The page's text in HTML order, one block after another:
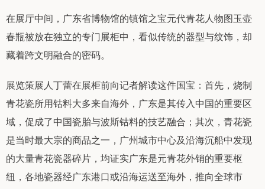
在展厅中间，广东省博物馆的镇馆之宝元代青花人物图玉壶
春瓶被放在独立的专门展柜中，看似传统的器型与纹饰，却
藏着跨文明融合的密码。
展览策展人丁蕾在展柜前向记者解读这件国宝：首先，烧制
青花瓷所用钴料大多来自海外，广东是其传入中国的重要区
域，促成了中国瓷胎与波斯钴料的技艺融合；其次，青花瓷
是当时最大宗的商品之一，广州城市中心及沿海沉船中发现
的大量青花瓷器碎片，均证实广东是元青花外销的重要枢
纽，各地瓷器经广东港口或沿海运送至海外，推向全球市